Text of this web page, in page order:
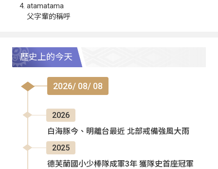
atamatama
父字輩的稱呼
歷史上的今天
2026/ 08/ 08
2026
白海豚今、明離台最近 北部戒備強風大雨
2025
德芙蘭國小少棒隊成軍3年 獲隊史首座冠軍